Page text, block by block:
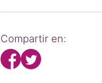
Compartir en: